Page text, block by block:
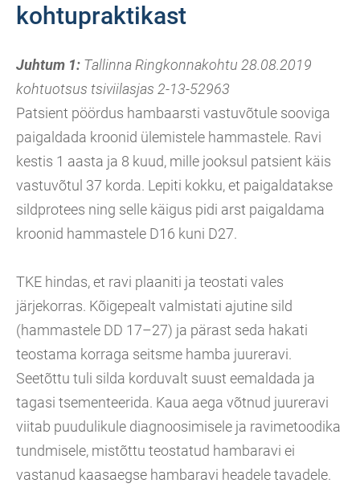
kohtupraktikast
Juhtum 1: Tallinna Ringkonnakohtu 28.08.2019
kohtuotsus tsiviilasjas 2-13-52963
Patsient pöördus hambaarsti vastuvõtule sooviga
paigaldada kroonid ülemistele hammastele. Ravi
kestis 1 aasta ja 8 kuud, mille jooksul patsient käis
vastuvõtul 37 korda. Lepiti kokku, et paigaldatakse
sildprotees ning selle käigus pidi arst paigaldama
kroonid hammastele D16 kuni D27.
TKE hindas, et ravi plaaniti ja teostati vales
järjekorras. Kõigepealt valmistati ajutine sild
(hammastele DD 17–27) ja pärast seda hakati
teostama korraga seitsme hamba juureravi.
Seetõttu tuli silda korduvalt suust eemaldada ja
tagasi tsementeerida. Kaua aega võtnud juureravi
viitab puudulikule diagnoosimisele ja ravimetoodika
tundmisele, mistõttu teostatud hambaravi ei
vastanud kaasaegse hambaravi headele tavadele.